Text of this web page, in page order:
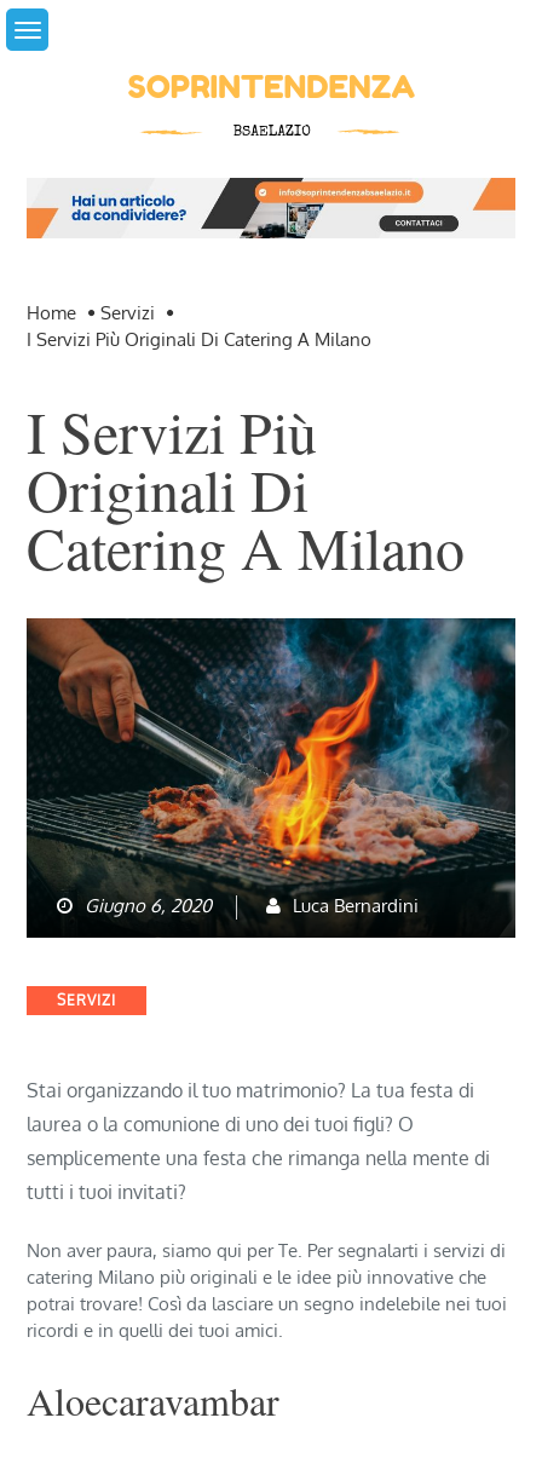
Skip
to
Home
Servizi
I Servizi Più Originali Di Catering A Milano
I Servizi Più
Originali Di
Catering A Milano
Giugno 6, 2020 Luca Bernardini
Categories
SERVIZI
Stai organizzando il tuo matrimonio? La tua festa di
laurea o la comunione di uno dei tuoi figli? O
semplicemente una festa che rimanga nella mente di
tutti i tuoi invitati?
Non aver paura, siamo qui per Te. Per segnalarti i servizi di
catering Milano più originali e le idee più innovative che
potrai trovare! Così da lasciare un segno indelebile nei tuoi
ricordi e in quelli dei tuoi amici.
Aloecaravambar